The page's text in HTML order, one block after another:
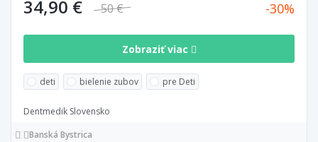
34,90 € 50 € 30
Zobraziť viac
deti bielenie zubov pre Deti
Dentmedik Slovensko
Banská Bystrica